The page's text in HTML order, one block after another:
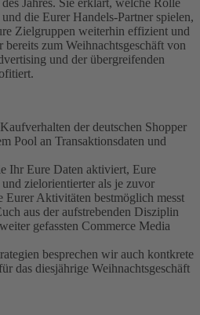
Jahres. Sie erklärt, welche Rolle
die Eurer Handels-Partner spielen,
Zielgruppen weiterhin effizient und
zum Weihnachtsgeschäft von
und der übergreifenden
der deutschen Shopper
Pool an Transaktionsdaten und
Ihr Eure Daten aktiviert, Eure
zielorientierter als je zuvor
Eurer Aktivitäten bestmöglich messt
aus der aufstrebenden Disziplin
gefassten Commerce Media
besprechen wir auch kontkrete
das diesjährige Weihnachtsgeschäft